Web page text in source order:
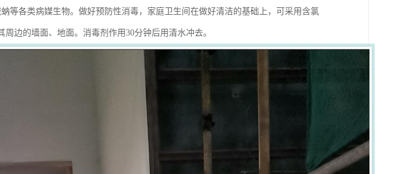
等各类病媒生物。做好预防性消毒，家庭卫生间在做好清洁的基础上，可采用含氯
边的墙面、地面。消毒剂作用30分钟后用清水冲去。